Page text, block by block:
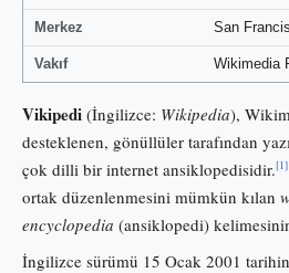
Merkez San
Vakıf Wikimedia
Vikipedi (İngilizce: Wikipedia),
desteklenen, gönüllüler tarafından
çok dilli bir internet ansiklopedisidir.[1]
ortak düzenlenmesini mümkün kılan
encyclopedia (ansiklopedi)
İngilizce sürümü 15 Ocak 2001